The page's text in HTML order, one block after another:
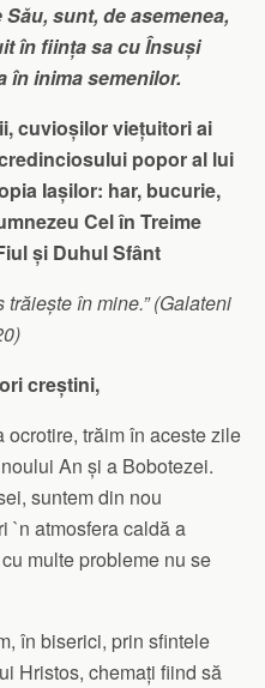
sunt, de asemenea,
în ființa sa cu Însuși
în inima semenilor.
cuvioșilor viețuitori ai
popor al lui
Iașilor: har, bucurie,
Cel în Treime
și Duhul Sfânt
în mine.” (Galateni
creștini,
trăim în aceste zile
An și a Bobotezei.
suntem din nou
`n atmosfera caldă a
multe probleme nu se
în biserici, prin sfintele
Hristos, chemați fiind să